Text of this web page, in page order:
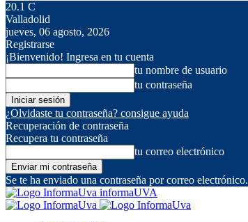
20.1 C
Valladolid
jueves, 06 agosto, 2026
Registrarse
¡Bienvenido! Ingresa en tu cuenta
tu nombre de usuario
tu contraseña
¿Olvidaste tu contraseña? consigue ayuda
Recuperación de contraseña
Recupera tu contraseña
tu correo electrónico
Se te ha enviado una contraseña por correo electrónico.
informaUVA